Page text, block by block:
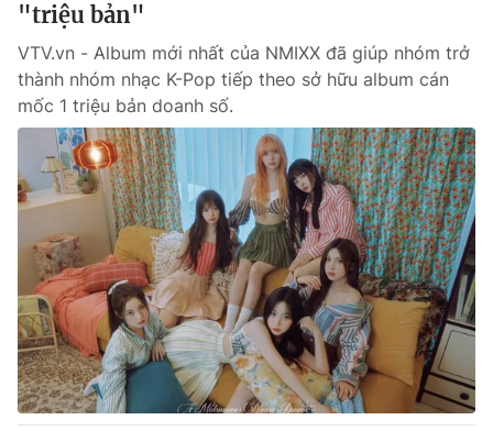
"triệu bản"
VTV.vn - Album mới nhất của NMIXX đã giúp nhóm trở
thành nhóm nhạc K-Pop tiếp theo sở hữu album cán
mốc 1 triệu bản doanh số.